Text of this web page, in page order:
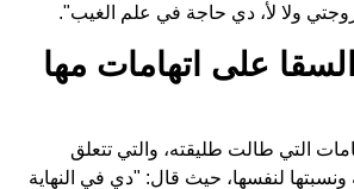
ولا لأ، دي حاجة في علم الغيب".
على اتهامات مها
التي طالت طليقته، والتي تتعلق
لنفسها، حيث قال: "دي في النهاية